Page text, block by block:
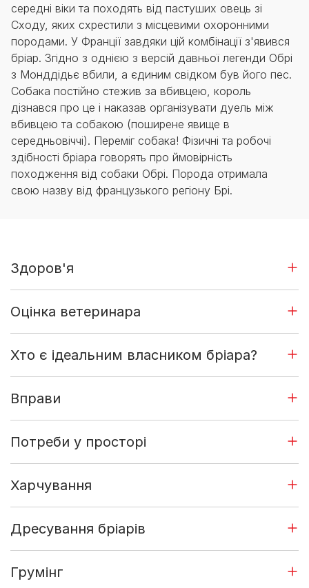
середні віки та походять від пастуших овець зі
Сходу, яких схрестили з місцевими охоронними
породами. У Франції завдяки цій комбінації з'явився
бріар. Згідно з однією з версій давньої легенди Обрі
з Монддідьє вбили, а єдиним свідком був його пес.
Собака постійно стежив за вбивцею, король
дізнався про це і наказав організувати дуель між
вбивцею та собакою (поширене явище в
середньовіччі). Переміг собака! Фізичні та робочі
здібності бріара говорять про ймовірність
походження від собаки Обрі. Порода отримала
свою назву від французького регіону Брі.
Здоров'я
Оцінка ветеринара
Хто є ідеальним власником бріара?
Вправи
Потреби у просторі
Харчування
Дресування бріарів
Грумінг